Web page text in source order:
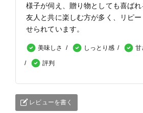
様子が伺え、贈り物としても喜ば
友人と共に楽しむ方が多く、リピ
せられています。
美味しさ しっとり感 甘
評判
レビューを書く